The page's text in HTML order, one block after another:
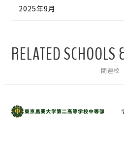
2025年9月
RELATED
関連校